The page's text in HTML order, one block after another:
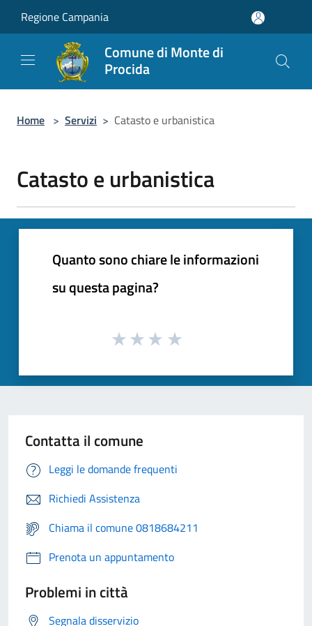
Regione Campania
Comune di Monte di
Procida
Home > Servizi > Catasto e urbanistica
Catasto e urbanistica
Quanto sono chiare le informazioni
su questa pagina?
Contatta il comune
Leggi le domande frequenti
Richiedi Assistenza
Chiama il comune 0818684211
Prenota un appuntamento
Problemi in città
Segnala disservizio